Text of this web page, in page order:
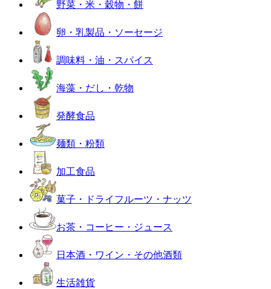
野菜・米・穀物・餅
卵・乳製品・ソーセージ
調味料・油・スパイス
海藻・だし・乾物
発酵食品
麺類・粉類
加工食品
菓子・ドライフルーツ・ナッツ
お茶・コーヒー・ジュース
日本酒・ワイン・その他酒類
生活雑貨